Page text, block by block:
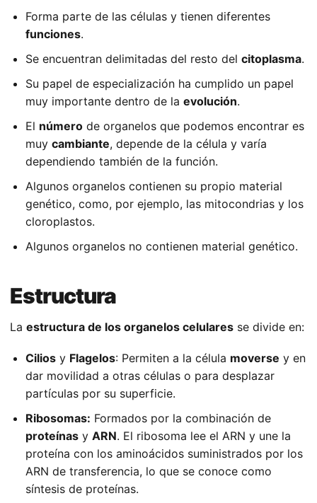
Forma parte de las células y tienen diferentes
funciones.
Se encuentran delimitadas del resto del citoplasma.
Su papel de especialización ha cumplido un papel
muy importante dentro de la evolución.
El número de organelos que podemos encontrar es
muy cambiante, depende de la célula y varía
dependiendo también de la función.
Algunos organelos contienen su propio material
genético, como, por ejemplo, las mitocondrias y los
cloroplastos.
Algunos organelos no contienen material genético.
Estructura
La estructura de los organelos celulares se divide en:
Cilios y Flagelos: Permiten a la célula moverse y en
dar movilidad a otras células o para desplazar
partículas por su superficie.
Ribosomas: Formados por la combinación de
proteínas y ARN. El ribosoma lee el ARN y une la
proteína con los aminoácidos suministrados por los
ARN de transferencia, lo que se conoce como
síntesis de proteínas.